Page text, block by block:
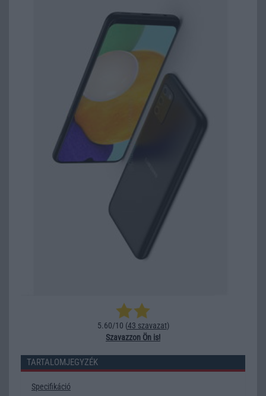
5.60/10 (43 szavazat)
Szavazzon Ön is!
TARTALOMJEGYZÉK
Specifikáció